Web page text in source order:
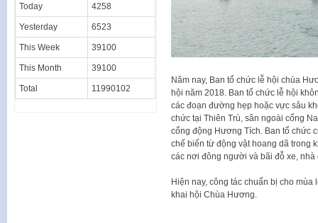
Năm nay, Ban tổ chức lễ hội chùa
hội năm 2018. Ban tổ chức lễ hội
các đoạn đường hẹp hoặc vực sâu
chức tại Thiên Trù, sân ngoài cổng
cổng động Hương Tích. Ban tổ chức
chế biến từ động vật hoang dã trong
các nơi đông người và bãi đỗ xe, nhà
Hiện nay, công tác chuẩn bị cho
khai hội Chùa Hương.
Today 4258
Yesterday 6523
This Week 39100
This Month 39100
Total 11990102